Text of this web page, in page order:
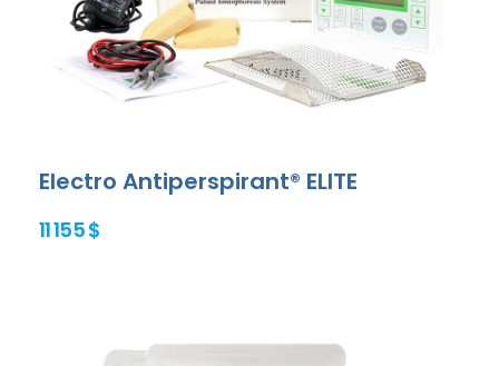
Electro Antiperspirant® ELITE
11 155 $